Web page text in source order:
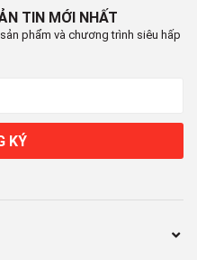
TIN MỚI NHẤT
phẩm và chương trình siêu hấp
KÝ